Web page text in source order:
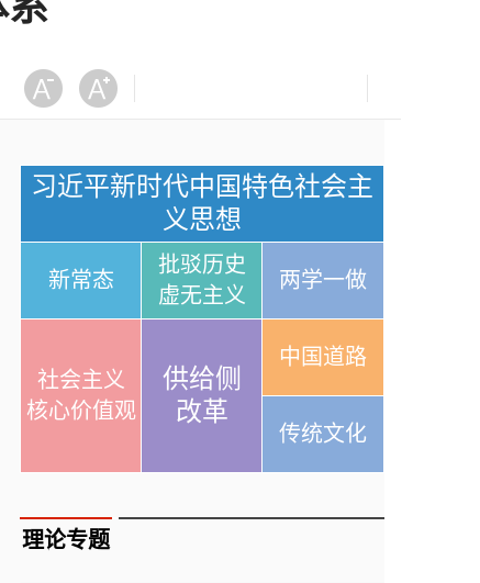
习近平新时代中国特色社会主
义思想
新常态
批驳历史
虚无主义
两学一做
社会主义
核心价值观
供给侧
改革
中国道路
传统文化
理论专题